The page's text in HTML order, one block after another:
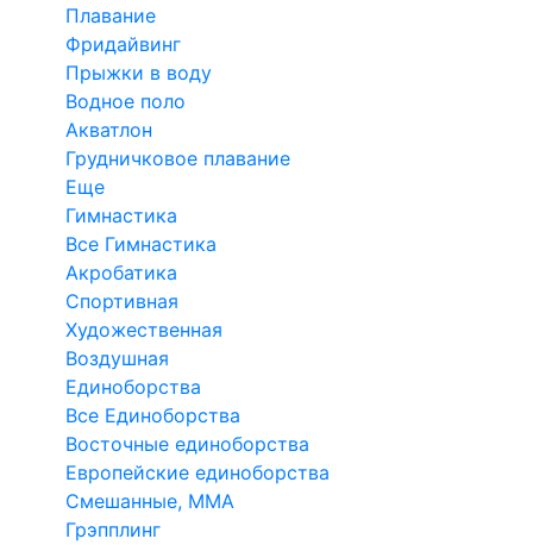
Плавание
Фридайвинг
Прыжки в воду
Водное поло
Акватлон
Грудничковое плавание
Еще
Гимнастика
Все Гимнастика
Акробатика
Спортивная
Художественная
Воздушная
Единоборства
Все Единоборства
Восточные единоборства
Европейские единоборства
Смешанные, ММА
Грэпплинг